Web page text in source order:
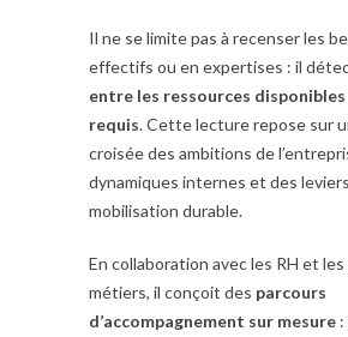
Il ne se limite pas à recenser les
effectifs ou en expertises : il
entre les ressources
requis. Cette lecture repose sur
croisée des ambitions de
dynamiques internes et des
mobilisation durable.
En collaboration avec les RH et
métiers, il conçoit des parcours
d’accompagnement sur mesure